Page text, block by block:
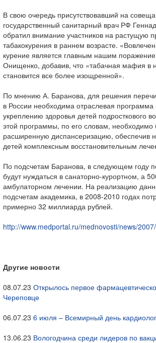
В свою очередь присутствовавший на
государственный санитарный врач РФ
обратил внимание участников на растущую
табакокурения в раннем возрасте.
курение является главным нашим
Онищенко, добавив, что «табачная мафия в
становится все более изощренной».
По мнению А. Баранова, для решения
в России необходима отраслевая
укреплению здоровья детей подросткового
этой программы, по его словам, необходимо
расширенную диспансеризацию, обеспечив
детей комплексным восстановительным
По подсчетам Баранова, в следующем году
будут нуждаться в санаторно-курортном, а
амбулаторном лечении. На реализацию
подсчетам академика, в 2008-2010 годах
примерно 32 миллиарда рублей.
http://www.medportal.ru/mednovosti/news/
Другие новости
08.07.23 Открылось первое
Череповце
06.07.23 6 июля – Всемирный день
13.06.23 Вологодчина среди лидеров по